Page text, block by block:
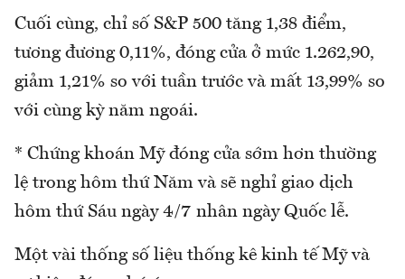
Cuối cùng, chỉ số S&P 500 tăng 1,38 điểm,
tương đương 0,11%, đóng cửa ở mức 1.262,90,
giảm 1,21% so với tuần trước và mất 13,99% so
với cùng kỳ năm ngoái.
* Chứng khoán Mỹ đóng cửa sớm hơn thường
lệ trong hôm thứ Năm và sẽ nghỉ giao dịch
hôm thứ Sáu ngày 4/7 nhân ngày Quốc lễ.
Một vài thống số liệu thống kê kinh tế Mỹ và